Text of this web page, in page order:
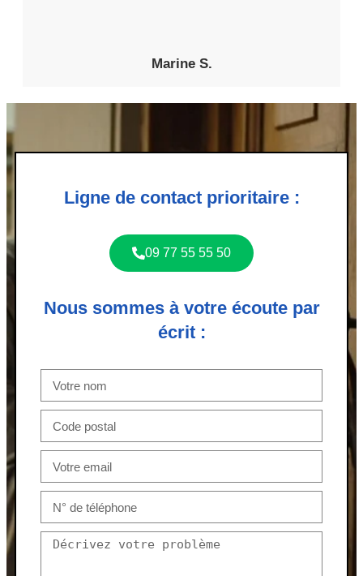
Marine S.
Ligne de contact prioritaire :
09 77 55 55 50
Nous sommes à votre écoute par
écrit :